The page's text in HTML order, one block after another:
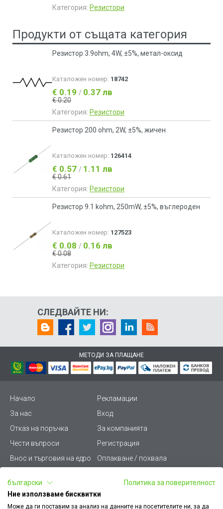
Категория: Резистори
Продукти от същата категория
Резистор 3.9ohm, 4W, ±5%, метал-оксид
Каталожен номер: 18742
€ 0.19 / 0.37 лв
€ 0.20
Категория: Резистори
Резистор 200 ohm, 2W, ±5%, жичен
Каталожен номер: 126414
€ 0.57 / 1.11 лв
€ 0.61
Категория: Резистори
Резистор 9.1 kohm, 250mW, ±5%, въглероден
Каталожен номер: 127523
€ 0.08 / 0.16 лв
€ 0.08
Категория: Резистори
СЛЕДВАЙТЕ НИ:
МЕТОДИ ЗА ПЛАЩАНЕ
Начало
Рекламации
За нас
Вход
Отказ на поръчка
За компанията
Чести въпроси
Регистрация
Внос и търговия на едро
Оплакване / похвала
Условия за ползване
Стани дистрибутор
български
Политика за поверителност
Ние използваме бисквитки
Може да ги поставим за анализ на данните на посетителите ни, за да